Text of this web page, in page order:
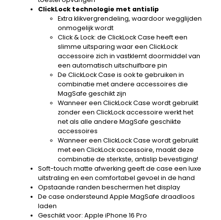
ClickLock technologie met antislip
Extra klikvergrendeling, waardoor wegglijden
onmogelijk wordt
Click & Lock: de ClickLock Case heeft een
slimme uitsparing waar een ClickLock
accessoire zich in vastklemt doormiddel van
een automatisch uitschuifbare pin
De ClickLock Case is ook te gebruiken in
combinatie met andere accessoires die
MagSafe geschikt zijn
Wanneer een ClickLock Case wordt gebruikt
zonder een ClickLock accessoire werkt het
net als alle andere MagSafe geschikte
accessoires
Wanneer een ClickLock Case wordt gebruikt
met een ClickLock accessoire, maakt deze
combinatie de sterkste, antislip bevestiging!
Soft-touch matte afwerking geeft de case een luxe
uitstraling en een comfortabel gevoel in de hand
Opstaande randen beschermen het display
De case ondersteund Apple MagSafe draadloos
laden
Geschikt voor: Apple iPhone 16 Pro